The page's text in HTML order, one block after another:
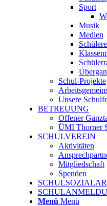
Sport
Musik
Medien
Schul-Projekte
Unsere
BETREUUNG
Offener
ÜMI Thorner
SCHULVEREIN
Aktivitäten
Mitgliedschaft
Spenden
Menü Menü